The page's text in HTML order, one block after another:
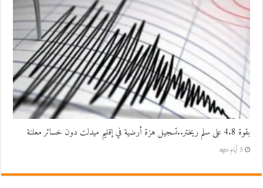
بقوة 4.8 على سلم ريختر..تسجيل هزة أرضية في إقليم ميدلت دون خسائر معلنة
5 أيام ago